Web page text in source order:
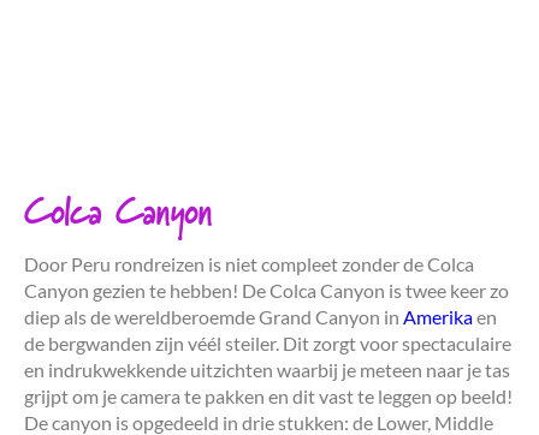
Colca Canyon
Door Peru rondreizen is niet compleet zonder de Colca
Canyon gezien te hebben! De Colca Canyon is twee keer zo
diep als de wereldberoemde Grand Canyon in Amerikaen
de bergwanden zijn véél steiler. Dit zorgt voor spectaculaire
en indrukwekkende uitzichten waarbij je meteen naar je tas
grijpt om je camera te pakken en dit vast te leggen op beeld!
De canyon is opgedeeld in drie stukken: de Lower, Middle